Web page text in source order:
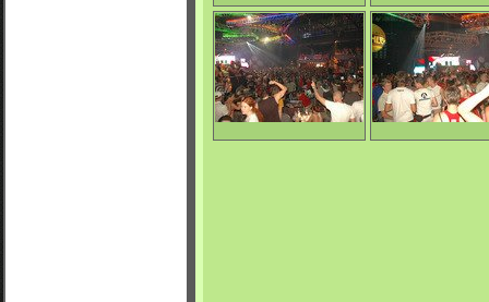
Apokalypsa
0/5027
Apokalypsa